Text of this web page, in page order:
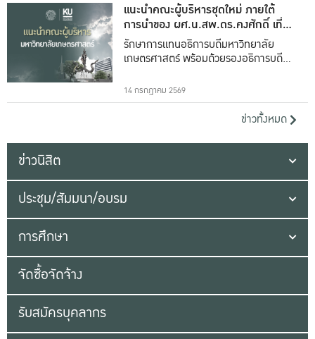
แนะนำคณะผู้บริหารชุดใหม่ ภายใต้
การนำของ ผศ.น.สพ.ดร.คงศักดิ์ เที่ยง
ธรรม
รักษาการแทนอธิการบดีมหาวิทยาลัย
เกษตรศาสตร์ พร้อมด้วยรองอธิการบดีทั้ง
14 กรกฎาคม 2569
ข่าวทั้งหมด
ข่าวนิสิต
ประชุม/สัมมนา/อบรม
การศึกษา
จัดซื้อจัดจ้าง
รับสมัครบุคลากร